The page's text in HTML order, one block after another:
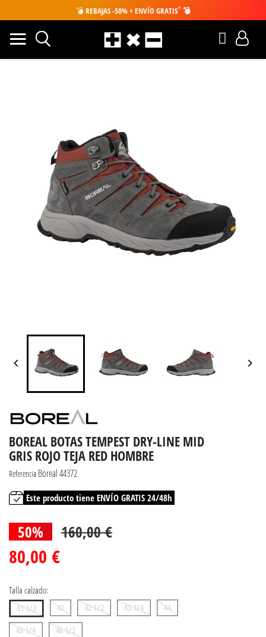
💣 REBAJAS -50% + ENVÍO GRATIS* 💣
 
BOREAL BOTAS TEMPEST DRY-LINE MID
GRIS ROJO TEJA RED HOMBRE
Referencia Boreal 44372
Este producto tiene ENVÍO GRATIS 24/48h
50% 160,00 €
80,00 €
Talla calzado:
41 1/2 42 42 1/2 43 1/4
44
45 1/4
46 1/2